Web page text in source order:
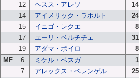
12 ヘスス・アレソ 14
14 アイメリック・ラポルト 24
15 イニゴ・レクエ 8
17 ユーリ・ベルチチェ 31
19 アダマ・ボイロ 8
MF 6 ミケル・ベスガ 1
7 アレックス・ベレンゲル 25